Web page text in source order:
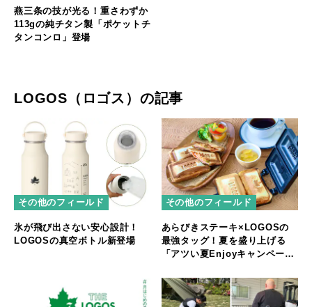
燕三条の技が光る！重さわずか
113gの純チタン製「ポケットチ
タンコンロ」登場
LOGOS（ロゴス）の記事
その他のフィールド
氷が飛び出さない安心設計！
LOGOSの真空ボトル新登場
その他のフィールド
あらびきステーキ×LOGOSの
最強タッグ！夏を盛り上げる
「アツい夏Enjoyキャンペー